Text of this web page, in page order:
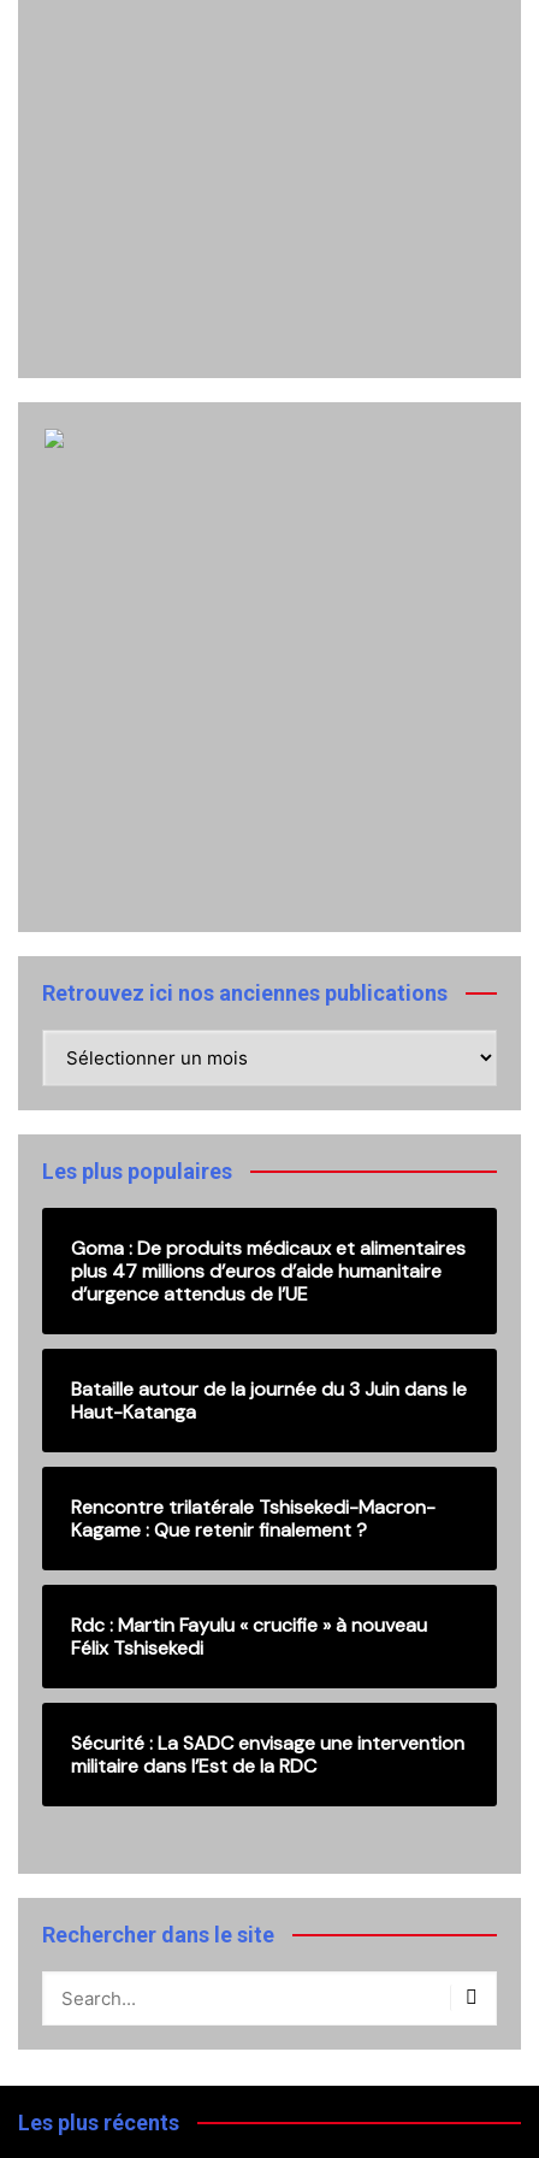
Retrouvez ici nos anciennes publications
anciennes
publications
Les plus populaires
Goma : De produits médicaux et alimentaires
plus 47 millions d’euros d’aide humanitaire
d’urgence attendus de l’UE
Bataille autour de la journée du 3 Juin dans le
Haut-Katanga
Rencontre trilatérale Tshisekedi-Macron-
Kagame : Que retenir finalement ?
Rdc : Martin Fayulu « crucifie » à nouveau
Félix Tshisekedi
Sécurité : La SADC envisage une intervention
militaire dans l’Est de la RDC
Rechercher dans le site
Les plus récents